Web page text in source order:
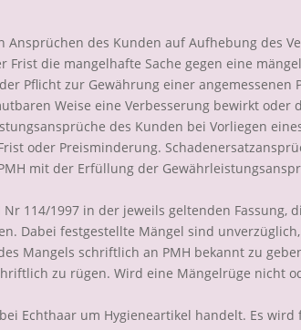
des Kunden auf Aufhebung des
die mangelhafte Sache gegen eine
Pflicht zur Gewährung einer angemessenen
Weise eine Verbesserung bewirkt oder
des Kunden bei Vorliegen
oder Preisminderung.
mit der Erfüllung der
114/1997 in der jeweils geltenden Fassung,
Dabei festgestellte Mängel sind
Mangels schriftlich an PMH bekannt zu
zu rügen. Wird eine Mängelrüge nicht
Echthaar um Hygieneartikel handelt. Es wird